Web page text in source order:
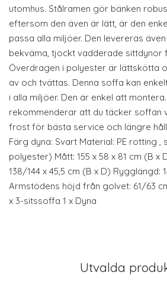
utomhus. Stålramen gör bänken
eftersom den även är lätt, är den
passa alla miljöer. Den levereras
bekväma, tjockt vadderade sittdynor
Överdragen i polyester är lättskötta
av och tvättas. Denna soffa kan
i alla miljöer. Den är enkel att montera.
rekommenderar att du täcker soffan
frost för bästa service och längre
Färg dyna: Svart Material: PE rotting ,
polyester) Mått: 155 x 58 x 81 cm (B x
138/144 x 45,5 cm (B x D) Rygglängd:
Armstödens höjd från golvet: 61/63
x 3-sitssoffa 1 x Dyna
Utvalda